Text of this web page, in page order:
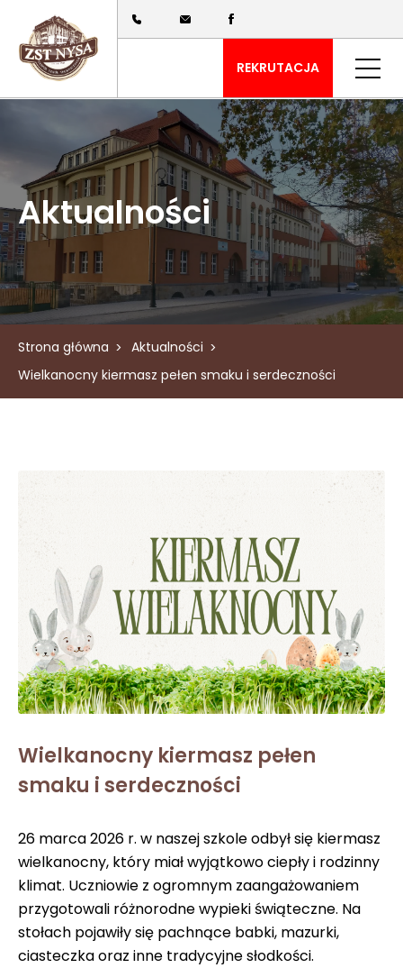
REKRUTACJA
Aktualności
Strona główna
Aktualności
Wielkanocny kiermasz pełen smaku i serdeczności
Wielkanocny kiermasz pełen
smaku i serdeczności
26 marca 2026 r. w naszej szkole odbył się kiermasz
wielkanocny, który miał wyjątkowo ciepły i rodzinny
klimat. Uczniowie z ogromnym zaangażowaniem
przygotowali różnorodne wypieki świąteczne. Na
stołach pojawiły się pachnące babki, mazurki,
ciasteczka oraz inne tradycyjne słodkości.